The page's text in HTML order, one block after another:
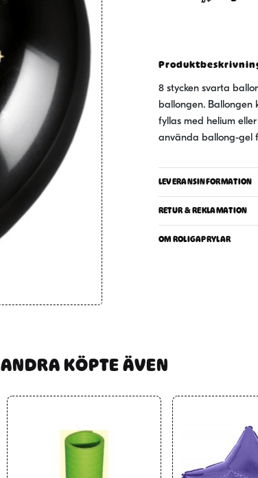
Guld
8-
mängd
8 stycken svarta
ballongen. Ballongen
fyllas med helium
använda ballong-gel
LEVERANSINFORMATION
RETUR & REKLAMATION
OM ROLIGAPRYLAR
ANDRA KÖPTE ÄVEN